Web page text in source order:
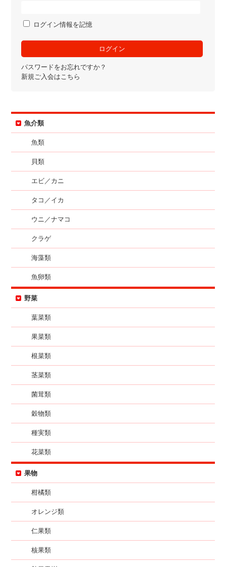
ログイン情報を記憶
パスワードをお忘れですか？
新規ご入会はこちら
魚介類
魚類
貝類
エビ／カニ
タコ／イカ
ウニ／ナマコ
クラゲ
海藻類
魚卵類
野菜
葉菜類
果菜類
根菜類
茎菜類
菌茸類
穀物類
種実類
花菜類
果物
柑橘類
オレンジ類
仁果類
核果類